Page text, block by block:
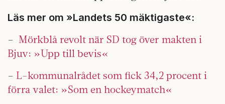
Läs mer om »Landets 50 mäktigaste«:
– Mörkblå revolt när SD tog över makten i
Bjuv: »Upp till bevis«
– L-kommunalrådet som fick 34,2 procent i
förra valet: »Som en hockeymatch«